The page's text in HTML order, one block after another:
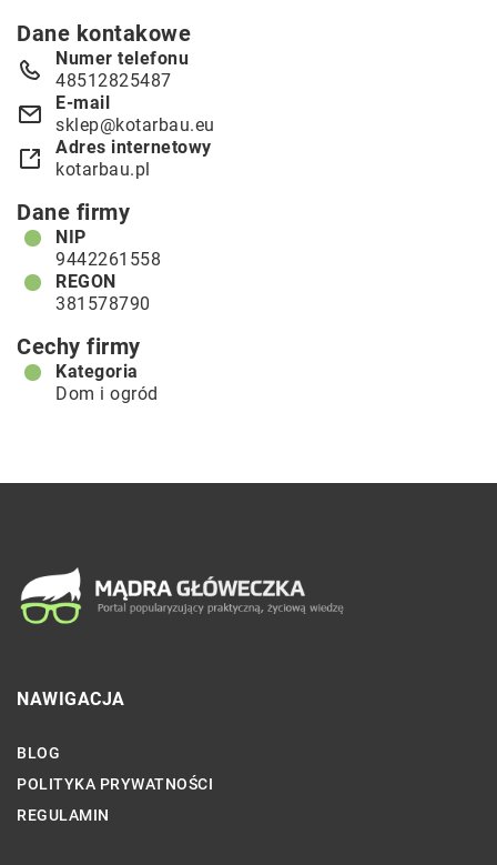
Dane kontakowe
Numer telefonu
48512825487
E-mail
sklep@kotarbau.eu
Adres internetowy
kotarbau.pl
Dane firmy
NIP
9442261558
REGON
381578790
Cechy firmy
Kategoria
Dom i ogród
NAWIGACJA
BLOG
POLITYKA PRYWATNOŚCI
REGULAMIN